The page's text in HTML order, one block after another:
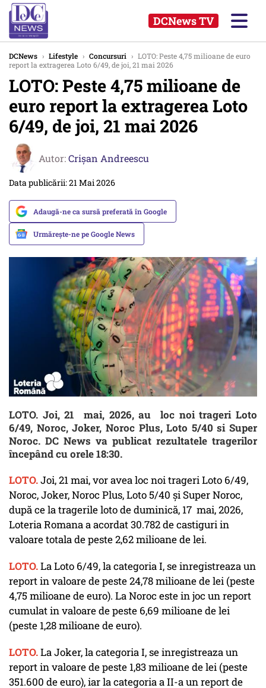
DCNews TV
DCNews › Lifestyle › Concursuri › LOTO: Peste 4,75 milioane de euro
report la extragerea Loto 6/49, de joi, 21 mai 2026
LOTO: Peste 4,75 milioane de
euro report la extragerea Loto
6/49, de joi, 21 mai 2026
Autor:Crişan Andreescu
Data publicării: 21 Mai 2026
Adaugă-ne ca sursă preferată în Google
Urmărește-ne pe Google News
LOTO. Joi, 21 mai, 2026, au loc noi trageri Loto
6/49, Noroc, Joker, Noroc Plus, Loto 5/40 si Super
Noroc. DC News va publicat rezultatele tragerilor
începând cu orele 18:30.
LOTO.Joi, 21 mai, vor avea loc noi trageri Loto 6/49,
Noroc, Joker, Noroc Plus, Loto 5/40 și Super Noroc,
după ce la tragerile loto de duminică, 17 mai, 2026,
Loteria Romana a acordat 30.782 de castiguri in
valoare totala de peste 2,62 milioane de lei.
LOTO.La Loto 6/49, la categoria I, se inregistreaza un
report in valoare de peste 24,78 milioane de lei (peste
4,75 milioane de euro). La Noroc este in joc un report
cumulat in valoare de peste 6,69 milioane de lei
(peste 1,28 milioane de euro).
LOTO.La Joker, la categoria I, se inregistreaza un
report in valoare de peste 1,83 milioane de lei (peste
351.600 de euro), iar la categoria a II-a un report de